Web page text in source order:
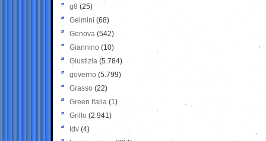
g8 (25)
Gelmini (68)
Genova (542)
Giannino (10)
Giustizia (5.784)
governo (5.799)
Grasso (22)
Green Italia (1)
Grillo (2.941)
Idv (4)